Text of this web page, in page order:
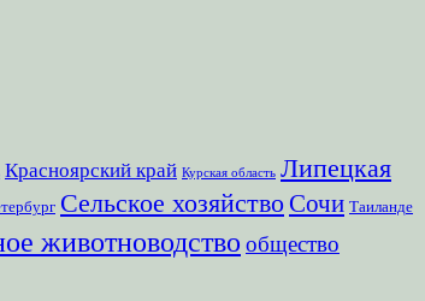
Красноярский край Курская область Липецкая
Сельское хозяйствоСочи Таиланде
животноводство общество